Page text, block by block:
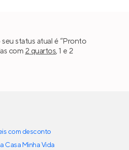
status atual é “Pronto
com 2 quartos, 1 e 2
com desconto
Casa Minha Vida